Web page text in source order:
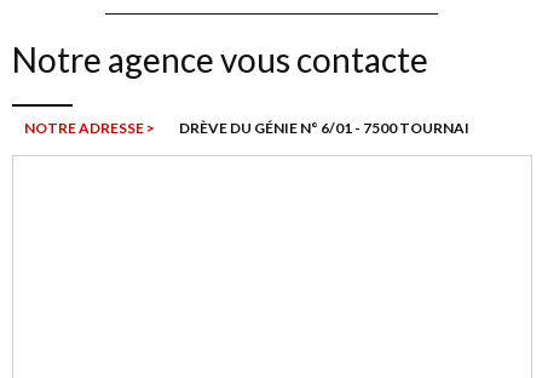
Notre agence vous contacte
NOTRE ADRESSE > DRÈVE DU GÉNIE N° 6/01 - 7500 TOURNAI